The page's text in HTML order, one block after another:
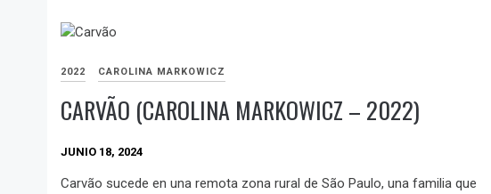
2022 CAROLINA MARKOWICZ
CARVÃO (CAROLINA MARKOWICZ – 2022)
JUNIO 18, 2024
Carvão sucede en una remota zona rural de São Paulo, una familia que